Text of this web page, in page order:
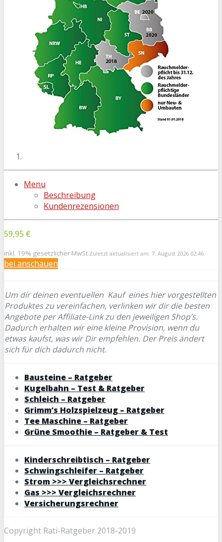
Menu
Beschreibung
Kundenrezensionen
59,95 €
inkl. 19% gesetzlicher MwSt.Zuletzt aktualisiert am: 7. August 2026 02:46
bei anschauen
Um dir deinen eventuellen Kauf eines hier vorgestellten
Produktes zu vereinfachen, verlinken wir dir die besten
Angebote per Affiliate-Link zu den jeweiligen Shop’s.
Dadurch erhalten wir eine kleine Provision, wenn du
etwas kaufst, was wir Dir empfehlen. Der Preis ändert
sich für dich dadurch nicht.
Bausteine – Ratgeber
Kugelbahn – Test & Ratgeber
Schleich – Ratgeber
Grimm’s Holzspielzeug – Ratgeber
Tee Maschine – Ratgeber
Grüne Smoothie – Ratgeber & Test
Kinderschreibtisch – Ratgeber
Schwingschleifer – Ratgeber
Strom >>> Vergleichsrechner
Gas >>> Vergleichsrechner
Versicherungsrechner
Copyright Rati-Ratgeber 2018-2019